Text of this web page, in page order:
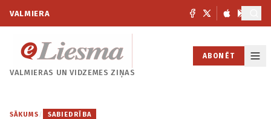
VALMIERA
VALMIERAS UNVIDZEMES ZIŅAS
ABONĒT
SĀKUMS / SABIEDRĪBA